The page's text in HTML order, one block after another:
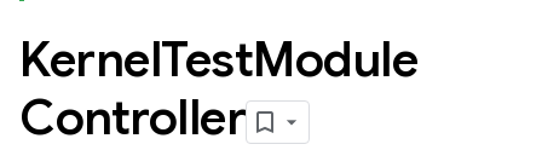
KernelTestModule
Controller